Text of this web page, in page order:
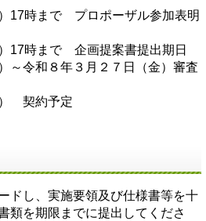
17時まで プロポーザル参加表明
17時まで 企画提案書提出期日
～令和８年３月２７日（金）審査
面）
（予定） 契約予定
ドし、実施要領及び仕様書等を十
類を期限までに提出してくださ